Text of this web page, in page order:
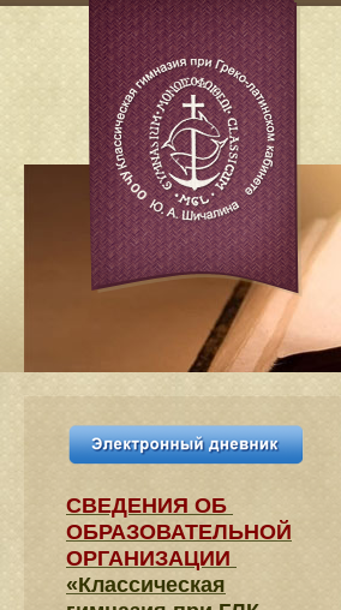
СВЕДЕНИЯ​ ОБ
ОБРАЗОВАТЕЛЬНОЙ
ОРГАНИЗАЦИИ
«Классическая